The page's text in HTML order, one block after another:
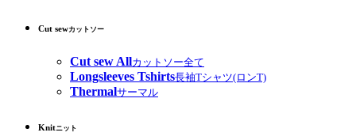
Cut sewカットソー
Cut sew Allカットソー全て
Longsleeves Tshirts長袖Tシャツ(ロンT)
Thermalサーマル
Knitニット